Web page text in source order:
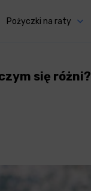
Pożyczki na raty
się różni?